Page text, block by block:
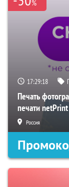
%
17:29:17
Печать
печати netPrint
Россия